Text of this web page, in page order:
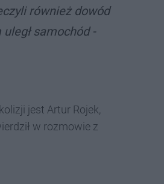
również dowód
samochód -
jest Artur Rojek,
w rozmowie z